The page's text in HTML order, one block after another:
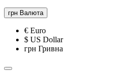
грн Валюта
€ Euro
$ US Dollar
грн Гривна